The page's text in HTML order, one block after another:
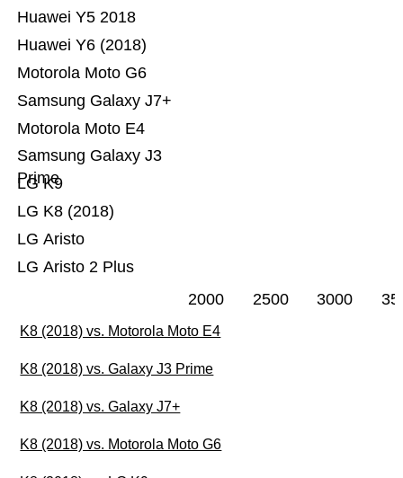
LG Aristo 2 Plus
LG Aristo
LG K8 (2018)
LG K9
Samsung Galaxy J3
Prime
Motorola Moto E4
Samsung Galaxy J7+
Motorola Moto G6
Huawei Y6 (2018)
Huawei Y5 2018
2000 2500 3000
K8 (2018) vs. Motorola Moto E4
K8 (2018) vs. Galaxy J3 Prime
K8 (2018) vs. Galaxy J7+
K8 (2018) vs. Motorola Moto G6